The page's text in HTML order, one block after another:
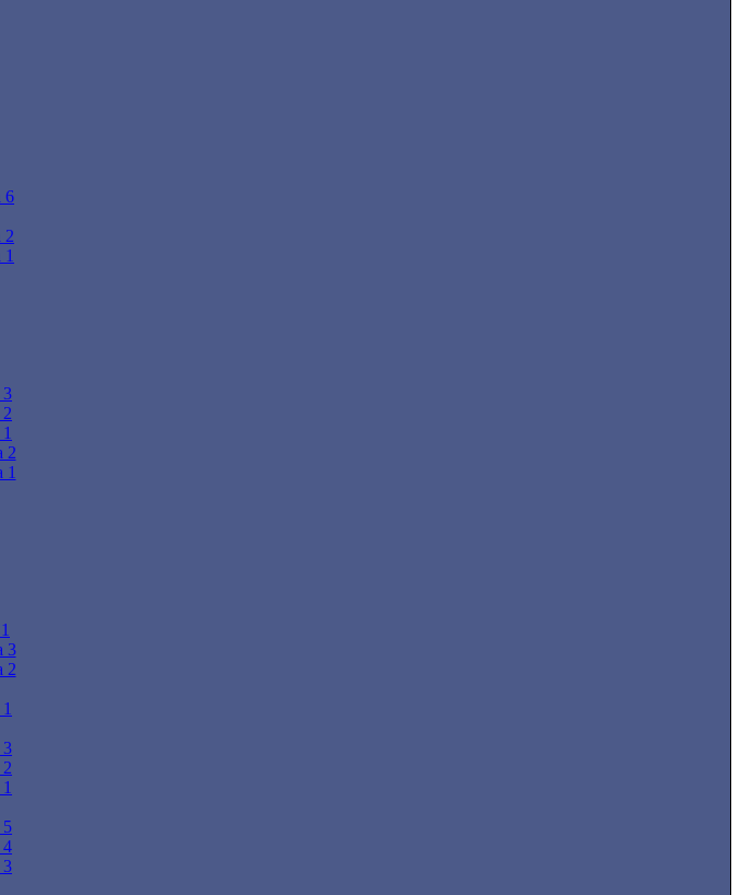
6
2
1
3
2
1
3
2
3
5
4
3